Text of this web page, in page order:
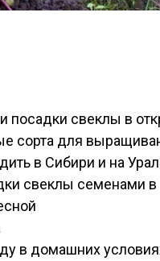
посадки свеклы в
сорта для
в Сибири и на
свеклы семенами в
в домашних